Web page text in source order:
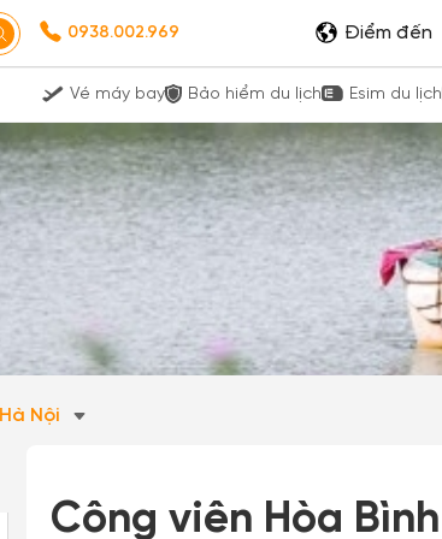
0938.002.969 Điểm đến
Vé máy bay Bảo hiểm du lịch Esim du lịch
Hà Nội
Công viên Hòa Bình